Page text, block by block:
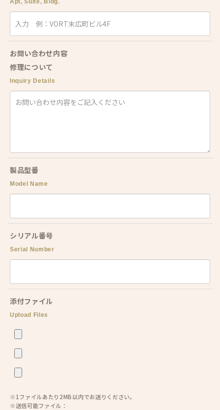
Apt, Suite, Bldg.
お問い合わせ内容
修理について
Inquiry Details
製品型番
Model Name
シリアル番号
Serial Number
添付ファイル
Upload Files
※1ファイルあたり2MB以内でお送りください。
※送信可能ファイル：